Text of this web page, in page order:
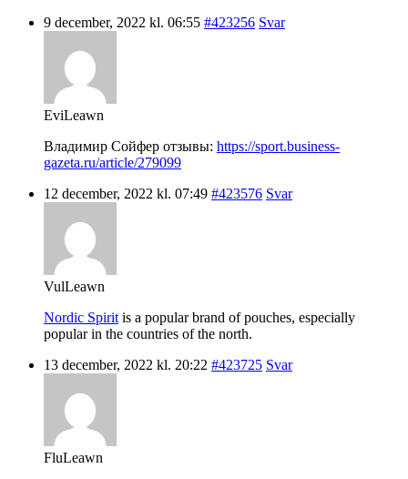
9 december, 2022 kl. 06:55 #423256 Svar
EviLeawn
Владимир Сойфер отзывы: https://sport.business-
gazeta.ru/article/279099
12 december, 2022 kl. 07:49 #423576 Svar
VulLeawn
Nordic Spirit is a popular brand of pouches, especially
popular in the countries of the north.
13 december, 2022 kl. 20:22 #423725 Svar
FluLeawn